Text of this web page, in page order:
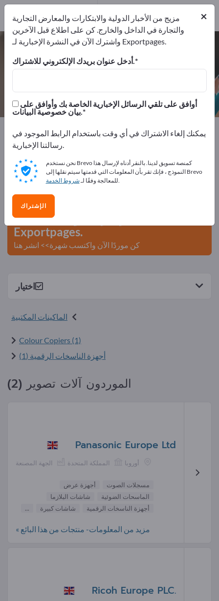
آلات تصوير – اعثر على الشركات
المصنعة والموردين
2
2
Exportpages مستلزمات المكاتب
الماكينات المكتبية
آلات تصوير
أعلن مجانًا على Exportpages!
الاحتياجات – العروض – السلع المستعملة – جهات الاتصال
التجارية >> ابدأ من هنا
انشر شركتك ومنتجاتك على
Exportpages.
كن موردًا الآن واكتسب شهرة>> انشر هنا
اختيار
الماكينات المكتبية
Colour Copiers (1)
أجهزة الناسخات الرقمية (1)
الموردون آلات تصوير (2)
Panasonic Europe Ltd
الجهة المصنعة المملكة المتحدة أوروبا
مسجلات الصوت
أجهزة عرض
الماسحات الضوئية
شاشات البلازما
أجهزة الناسخات الرقمية
شاشات كبيرة ...
مزيد من المعلومات- منتجات من هذا البائع »
Ricoh Europe PLC.
×
مزيج من الأخبار الدولية والابتكارات والمعارض التجارية
والتجارة في الداخل والخارج. كن على اطلاع قبل الآخرين
واشترك الآن في النشرة الإخبارية لـ Exportpages.
أدخل عنوان بريدك الإلكتروني للاشتراك.
بيان خصوصية البيانات.
يمكنك إلغاء الاشتراك في أي وقت باستخدام الرابط الموجود في
رسالتنا الإخبارية.
نحن نستخدم Brevo كمنصة تسويق لدينا. بالنقر أدناه لإرسال هذا
النموذج ، فإنك تقر بأن المعلومات التي قدمتها سيتم نقلها إلى Brevo
للمعالجة وفقًا لـشروط الخدمة .
الإشتراك